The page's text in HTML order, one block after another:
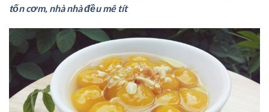
tốn cơm, nhà nhà đều mê tít